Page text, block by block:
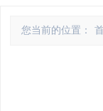
您当前的位置：